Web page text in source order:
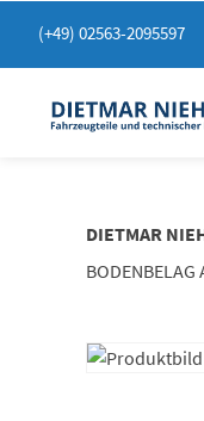
zum
(+49) 02563-2095597
DIETMAR
BODENBELAG